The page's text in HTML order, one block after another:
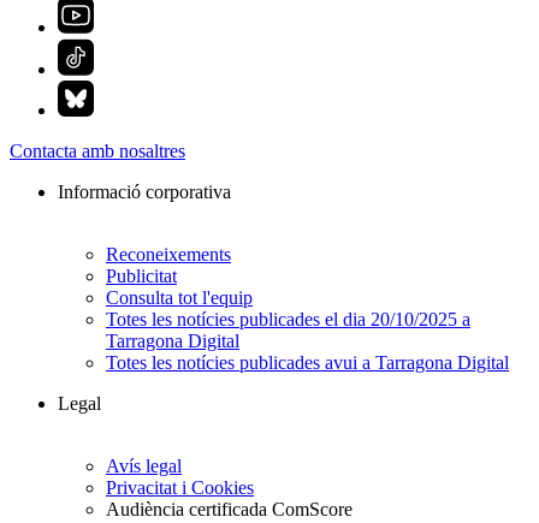
Contacta amb nosaltres
Informació corporativa
Reconeixements
Publicitat
Consulta tot l'equip
Totes les notícies publicades el dia 20/10/2025 a
Tarragona Digital
Totes les notícies publicades avui a Tarragona Digital
Legal
Avís legal
Privacitat i Cookies
Audiència certificada ComScore